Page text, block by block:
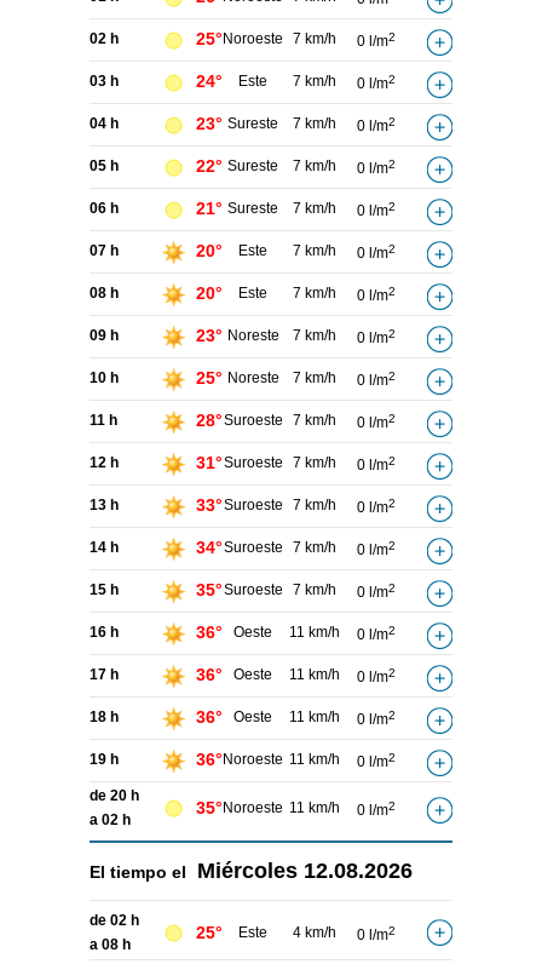
02 h 25° Noroeste 7 km/h 0 l/m2
03 h 24° Este 7 km/h 0 l/m2
04 h 23° Sureste 7 km/h 0 l/m2
05 h 22° Sureste 7 km/h 0 l/m2
06 h 21° Sureste 7 km/h 0 l/m2
07 h 20° Este 7 km/h 0 l/m2
08 h 20° Este 7 km/h 0 l/m2
09 h 23° Noreste 7 km/h 0 l/m2
10 h 25° Noreste 7 km/h 0 l/m2
11 h 28°Suroeste 7 km/h 0 l/m2
12 h 31°Suroeste 7 km/h 0 l/m2
13 h 33°Suroeste 7 km/h 0 l/m2
14 h 34°Suroeste 7 km/h 0 l/m2
15 h 35°Suroeste 7 km/h 0 l/m2
16 h 36° Oeste 11 km/h 0 l/m2
17 h 36° Oeste 11 km/h 0 l/m2
18 h 36° Oeste 11 km/h 0 l/m2
19 h 36° Noroeste 11 km/h 0 l/m2
de 20 h
a 02 h
35° Noroeste 11 km/h 0 l/m2
El tiempo el Miércoles 12.08.2026
de 02 h
a 08 h
25° Este 4 km/h 0 l/m2